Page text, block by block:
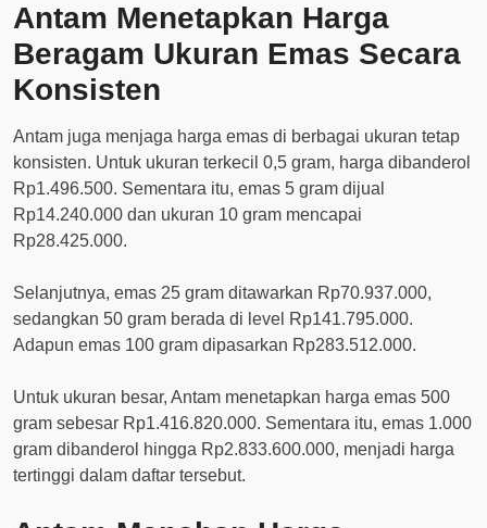
Antam Menetapkan Harga
Beragam Ukuran Emas Secara
Konsisten
Antam juga menjaga harga emas di berbagai ukuran tetap
konsisten. Untuk ukuran terkecil 0,5 gram, harga dibanderol
Rp1.496.500. Sementara itu, emas 5 gram dijual
Rp14.240.000 dan ukuran 10 gram mencapai
Rp28.425.000.
Selanjutnya, emas 25 gram ditawarkan Rp70.937.000,
sedangkan 50 gram berada di level Rp141.795.000.
Adapun emas 100 gram dipasarkan Rp283.512.000.
Untuk ukuran besar, Antam menetapkan harga emas 500
gram sebesar Rp1.416.820.000. Sementara itu, emas 1.000
gram dibanderol hingga Rp2.833.600.000, menjadi harga
tertinggi dalam daftar tersebut.